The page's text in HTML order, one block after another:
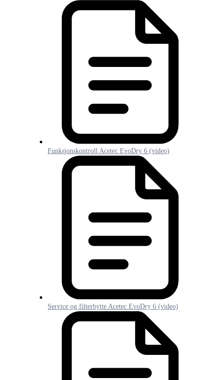
Funksjonskontroll Acetec EvoDry 6 (video)
Service og filterbytte Acetec EvoDry 6 (video)